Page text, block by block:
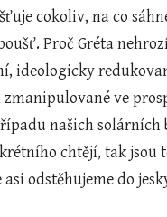
cokoliv, na co
Proč Gréta
ideologicky
zmanipulované ve
našich
chtějí, tak
odstěhujeme do